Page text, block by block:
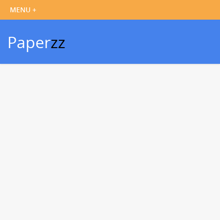
Paperzz